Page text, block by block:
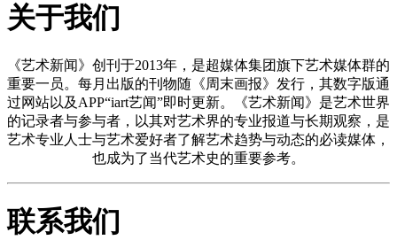
关于我们
《艺术新闻》创刊于2013年，是超媒体集团旗下艺术媒体群的
重要一员。每月出版的刊物随《周末画报》发行，其数字版通
过网站以及APP“iart艺闻”即时更新。《艺术新闻》是艺术世界
的记录者与参与者，以其对艺术界的专业报道与长期观察，是
艺术专业人士与艺术爱好者了解艺术趋势与动态的必读媒体，
也成为了当代艺术史的重要参考。
联系我们